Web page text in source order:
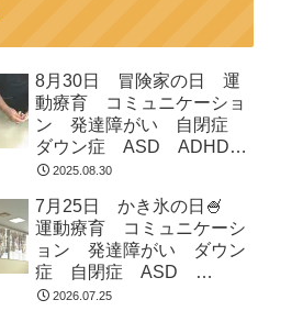
8月30日 冒険家の日 運
動療育 コミュニケーショ
ン 発達障がい 自閉症
ダウン症 ASD ADHD
放課後等デイサービス 児
ばみらい市 坂東市 守谷
市
2025.08.30
7月25日 かき氷の日🍧
運動療育 コミュニケーシ
ョン 発達障がい ダウン
症 自閉症 ASD
ADHD 児童発達支援 放
2026.07.25